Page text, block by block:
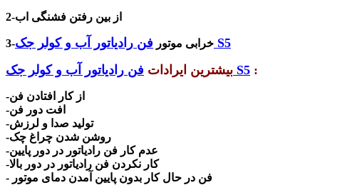
2-از بین رفتن فشنگی اب
3-خرابی موتور فن
رادیاتور آب و کولر جک S5
بیشترین ایرادات فن رادیاتور آب و کولر جک S5 :
-از کار افتادن فن
-افت دور فن
-تولید صدا و لرزش
-روشن شدن چراغ چک
-عدم کار فن رادیاتور در دور پایین
-کار نکردن فن رادیاتور در دور بالا
- فن در حال کار بدون پایین آمدن دمای موتور